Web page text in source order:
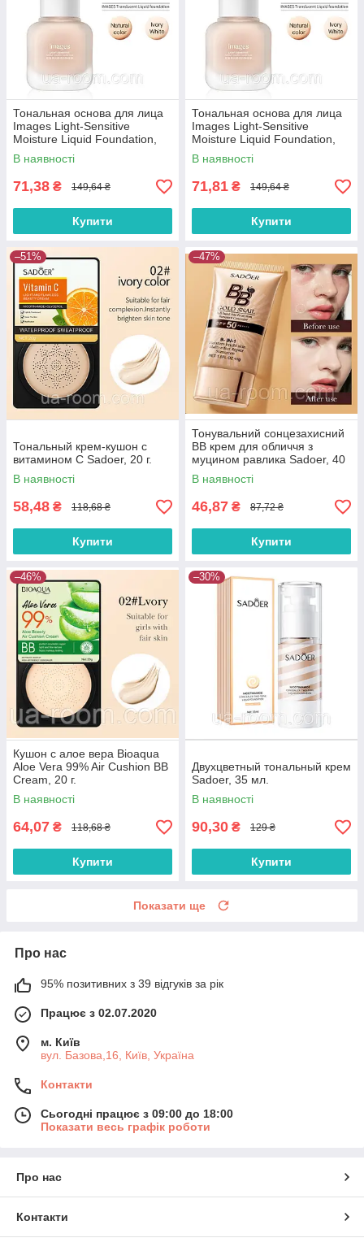
Тональная основа для лица
Images Light-Sensitive
Moisture Liquid Foundation,
02 Ivory, 30 мл.
В наявності
71,38 ₴ 149,64 ₴
Купити
Тональная основа для лица
Images Light-Sensitive
Moisture Liquid Foundation,
01 Natural Color, 30 мл.
В наявності
71,81 ₴ 149,64 ₴
Купити
–51%
Тональный крем-кушон с
витамином С Sadoer, 20 г.
В наявності
58,48 ₴ 118,68 ₴
Купити
–47%
Тонувальний сонцезахисний
BB крем для обличчя з
муцином равлика Sadoer, 40
гВ наявності
46,87 ₴ 87,72 ₴
Купити
–46%
Кушон с алое вера Bioaqua
Aloe Vera 99% Air Cushion BB
Cream, 20 г.
В наявності
64,07 ₴ 118,68 ₴
Купити
–30%
Двухцветный тональный крем
Sadoer, 35 мл.
В наявності
90,30 ₴ 129 ₴
Купити
Показати ще
Про нас
95% позитивних з 39 відгуків за рік
Працює з 02.07.2020
м. Київ
вул. Базова,16, Київ, Україна
Контакти
Сьогодні працює з 09:00 до 18:00
Показати весь графік роботи
Про нас
Контакти